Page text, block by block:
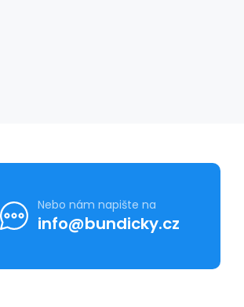
Nebo nám napište na
info@bundicky.cz